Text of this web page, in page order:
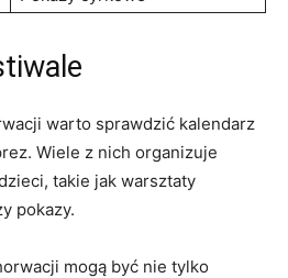
warto⁤ sprawdzić kalendarz
Wiele z nich organizuje
takie jak warsztaty
pokazy.
mogą być nie tylko